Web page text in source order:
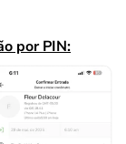
por PIN: